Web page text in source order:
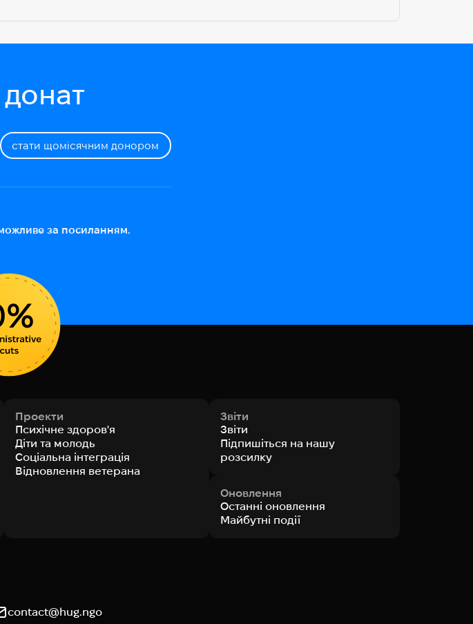
стати щомісячним донором
за посиланням.
Проекти
Психічне здоров'я
Діти та молодь
Соціальна інтеграція
Відновлення ветерана
Звіти
Звіти
Підпишіться на нашу
розсилку
Оновлення
Останні оновлення
Майбутні події
contact@hug.ngo